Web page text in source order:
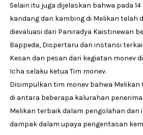
Selain itu juga dijelaskan bahwa pada
kandang dan kambing di Melikan telah
dievaluasi dari Paniradya Kaistinewan
Bappeda, Dispertaru dan instansi
Kesan dan pesan dari kegiatan monev
Icha selaku ketua Tim monev.
Disimpulkan tim monev bahwa
di antara beberapa kalurahan
Melikan terbaik dalam pengolahan dan
dampak dalam upaya pengentasan